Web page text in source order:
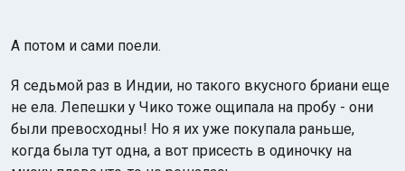
А потом и сами поели.
Я седьмой раз в Индии, но такого вкусного бриани еще
не ела. Лепешки у Чико тоже ощипала на пробу - они
были превосходны! Но я их уже покупала раньше,
когда была тут одна, а вот присесть в одиночку на